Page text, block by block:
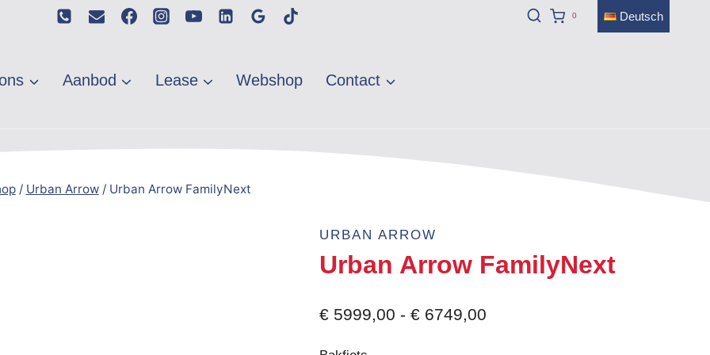
0 Deutsch
Aanbod Lease Webshop Contact
/ Urban Arrow / Urban Arrow FamilyNext
URBAN ARROW
Urban Arrow FamilyNext
€ 5999,00 - € 6749,00Prijsklasse: